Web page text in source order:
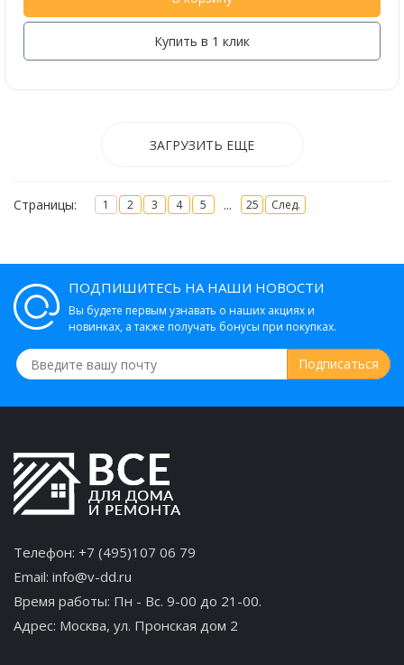
Купить в 1 клик
ЗАГРУЗИТЬ ЕЩЕ
Страницы: 1 2 3 4 5 ... 25 След.
ПОДПИШИТЕСЬ НА НАШИ НОВОСТИ
Вы будете первым узнавать о наших акциях и
новинках, а также получать бонусы при покупках.
Телефон: +7 (495)107 06 79
Email: info@v-dd.ru
Время работы: Пн - Вс. 9-00 до 21-00.
Адрес: Москва, ул. Пронская дом 2